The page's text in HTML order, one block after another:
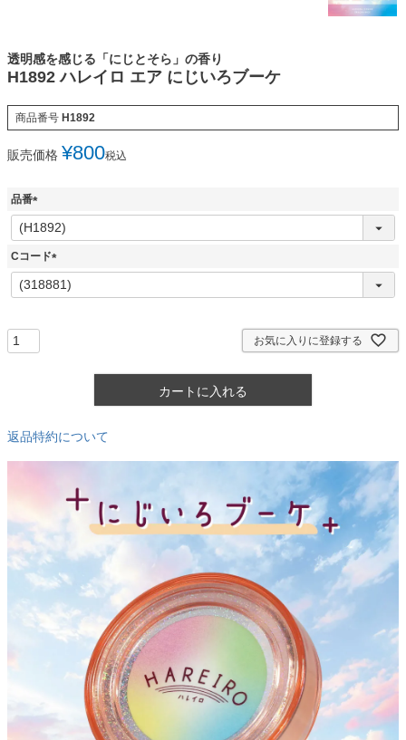
透明感を感じる「にじとそら」の香り
H1892 ハレイロ エア にじいろブーケ
商品番号 H1892
販売価格 ¥800税込
品番
(
必
須
Cコード
(
必
お気に入りに登録する
カートに入れる
返品特約について